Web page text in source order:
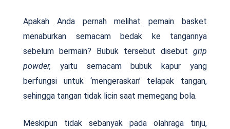
Apakah Anda pernah melihat pemain basket
menaburkan semacam bedak ke tangannya
sebelum bermain? Bubuk tersebut disebut grip
powder, yaitu semacam bubuk kapur yang
berfungsi untuk ‘mengeraskan’ telapak tangan,
sehingga tangan tidak licin saat memegang bola.
Meskipun tidak sebanyak pada olahraga tinju,